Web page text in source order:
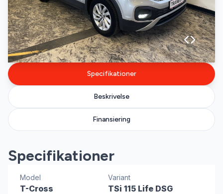
Specifikationer
Beskrivelse
Finansiering
Specifikationer
Model
T-Cross
Variant
TSi 115 Life DSG